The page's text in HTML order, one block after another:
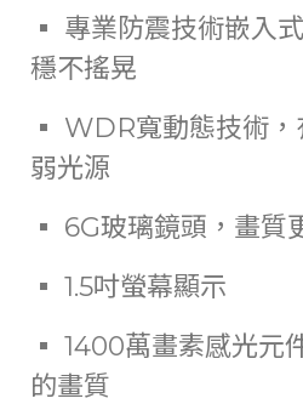
▪ 專業防震技術嵌入
穩不搖晃
▪ WDR寬動態技術，
弱光源
▪ 6G玻璃鏡頭，畫質
▪ 1.5吋螢幕顯示
▪ 1400萬畫素感光元
的畫質